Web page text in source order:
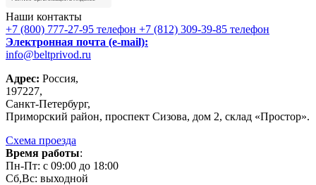
Наши контакты
+7 (800) 777-27-95 телефон +7 (812) 309-39-85 телефон
Электронная почта (e-mail):
info@beltprivod.ru
Адрес: Россия,
197227,
Санкт-Петербург,
Приморский район, проспект Сизова, дом 2, склад «Простор».
Схема проезда
Время работы:
Пн-Пт: c 09:00 до 18:00
Сб,Вc: выходной